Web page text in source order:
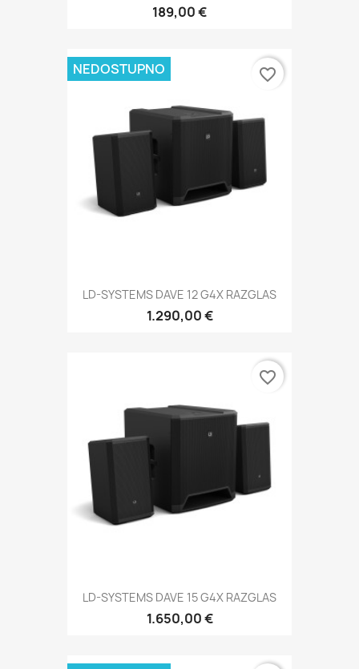
189,00 €
LD-SYSTEMS DAVE 12 G4X RAZGLAS
1.290,00 €
NEDOSTUPNO favorite_border
LD-SYSTEMS DAVE 15 G4X RAZGLAS
1.650,00 €
favorite_border